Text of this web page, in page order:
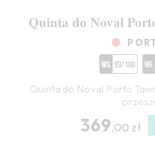
Quinta do Noval
WS 93/100 WE
Quinta do Noval Porto
369,00 zł